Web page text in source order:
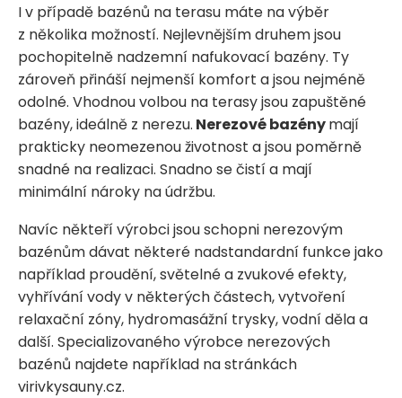
I v případě bazénů na terasu máte na výběr
z několika možností. Nejlevnějším druhem jsou
pochopitelně nadzemní nafukovací bazény. Ty
zároveň přináší nejmenší komfort a jsou nejméně
odolné. Vhodnou volbou na terasy jsou zapuštěné
bazény, ideálně z nerezu. Nerezové bazénymají
prakticky neomezenou životnost a jsou poměrně
snadné na realizaci. Snadno se čistí a mají
minimální nároky na údržbu.
Navíc někteří výrobci jsou schopni nerezovým
bazénům dávat některé nadstandardní funkce jako
například proudění, světelné a zvukové efekty,
vyhřívání vody v některých částech, vytvoření
relaxační zóny, hydromasážní trysky, vodní děla a
další. Specializovaného výrobce nerezových
bazénů najdete například na stránkách
virivkysauny.cz.